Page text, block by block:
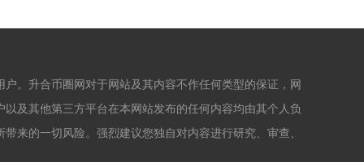
。升合币圈网对于网站及其内容不作任何类型的保证，网
及其他第三方平台在本网站发布的任何内容均由其个人负
来的一切风险。强烈建议您独自对内容进行研究、审查、